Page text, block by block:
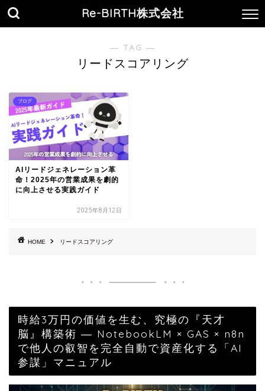
Re-BIRTH株式会社
― TAG ―
リードスコアリング
ブログ
AIリードジェネレーション革
命！2025年の営業成果を劇的
に向上させる実践ガイド
2025年8月12日
HOME リードスコアリング
時給3万円の価値を生む、究極の『天才
脳』構築術 ― NotebookLM × GAS × n8n
で他人の叡智を完全自動で資産化する「AI
参謀」マニュアル